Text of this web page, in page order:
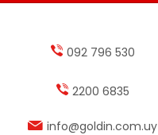
092 796 530
2200 6835
info@goldin.com.uy